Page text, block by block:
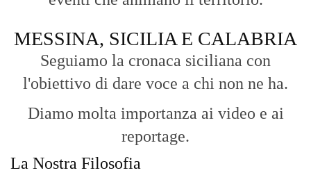
MESSINA, SICILIA E CALABRIA
Seguiamo la cronaca siciliana con
l'obiettivo di dare voce a chi non ne ha.
Diamo molta importanza ai video e ai
reportage.
La Nostra Filosofia